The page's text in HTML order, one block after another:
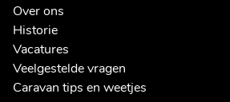
Over ons
Historie
Vacatures
Veelgestelde vragen
Caravan tips en weetjes